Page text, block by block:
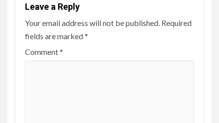
Leave a Reply
Your email address will not be published. Required
fields are marked*
Comment*